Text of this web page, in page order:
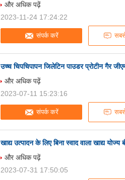
संपर्क करें
और अधिक पढ़ें
2023-11-24 17:24:22
उच्च चिपचिपापन जिलेटिन पाउडर प्रोटीन गैर
संपर्क करें
और अधिक पढ़ें
2023-07-11 15:23:16
खाद्य उत्पादन के लिए बिना स्वाद वाला खाद्य योज्य
और अधिक पढ़ें
2023-07-31 17:50:05